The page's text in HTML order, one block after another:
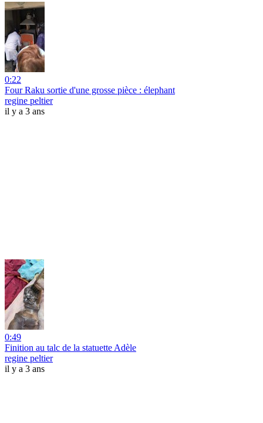
0:22
Four Raku sortie d'une grosse pièce : élephant
regine peltier
il y a 3 ans
0:49
Finition au talc de la statuette Adèle
regine peltier
il y a 3 ans